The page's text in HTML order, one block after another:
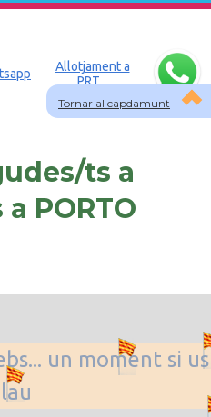
Tornar al capdamunt
Allotjament a
PRT
ts a
PORTO
un moment si us